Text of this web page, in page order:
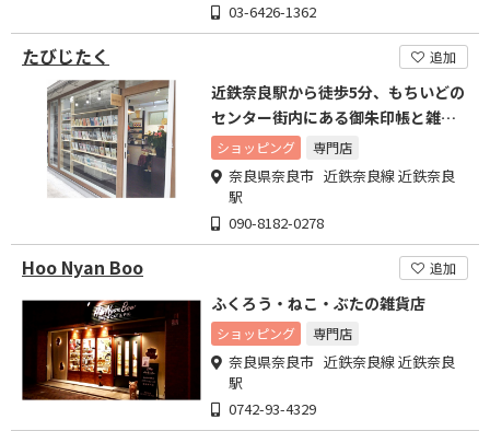
03-6426-1362
たびじたく 追加
近鉄奈良駅から徒歩5分、もちいどの
センター街内にある御朱印帳と雑貨
の店
ショッピング 専門店
奈良県奈良市 近鉄奈良線 近鉄奈良
駅
090-8182-0278
Hoo Nyan Boo 追加
ふくろう・ねこ・ぶたの雑貨店
ショッピング 専門店
奈良県奈良市 近鉄奈良線 近鉄奈良
駅
0742-93-4329